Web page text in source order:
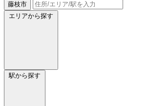
藤枝市
エリアから探す
駅から探す